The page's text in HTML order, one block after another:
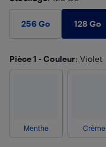
256 Go 128 Go
Pièce 1 - Couleur: Violet
Menthe Crème